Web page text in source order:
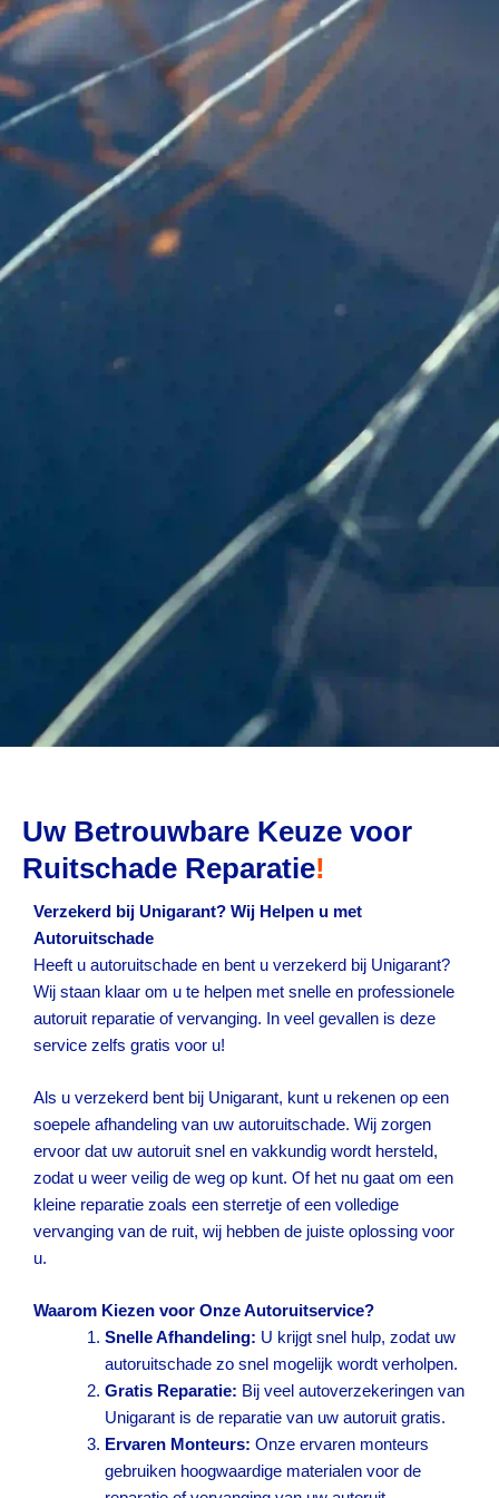
Uw Betrouwbare Keuze voor
Ruitschade Reparatie!
Verzekerd bij Unigarant? Wij Helpen u met
Autoruitschade
Heeft u autoruitschade en bent u verzekerd bij Unigarant?
Wij staan klaar om u te helpen met snelle en professionele
autoruit reparatie of vervanging. In veel gevallen is deze
service zelfs gratis voor u!
Als u verzekerd bent bij Unigarant, kunt u rekenen op een
soepele afhandeling van uw autoruitschade. Wij zorgen
ervoor dat uw autoruit snel en vakkundig wordt hersteld,
zodat u weer veilig de weg op kunt. Of het nu gaat om een
kleine reparatie zoals een sterretje of een volledige
vervanging van de ruit, wij hebben de juiste oplossing voor
u.
Waarom Kiezen voor Onze Autoruitservice?
Snelle Afhandeling: U krijgt snel hulp, zodat uw
autoruitschade zo snel mogelijk wordt verholpen.
Gratis Reparatie: Bij veel autoverzekeringen van
Unigarant is de reparatie van uw autoruit gratis.
Ervaren Monteurs: Onze ervaren monteurs
gebruiken hoogwaardige materialen voor de